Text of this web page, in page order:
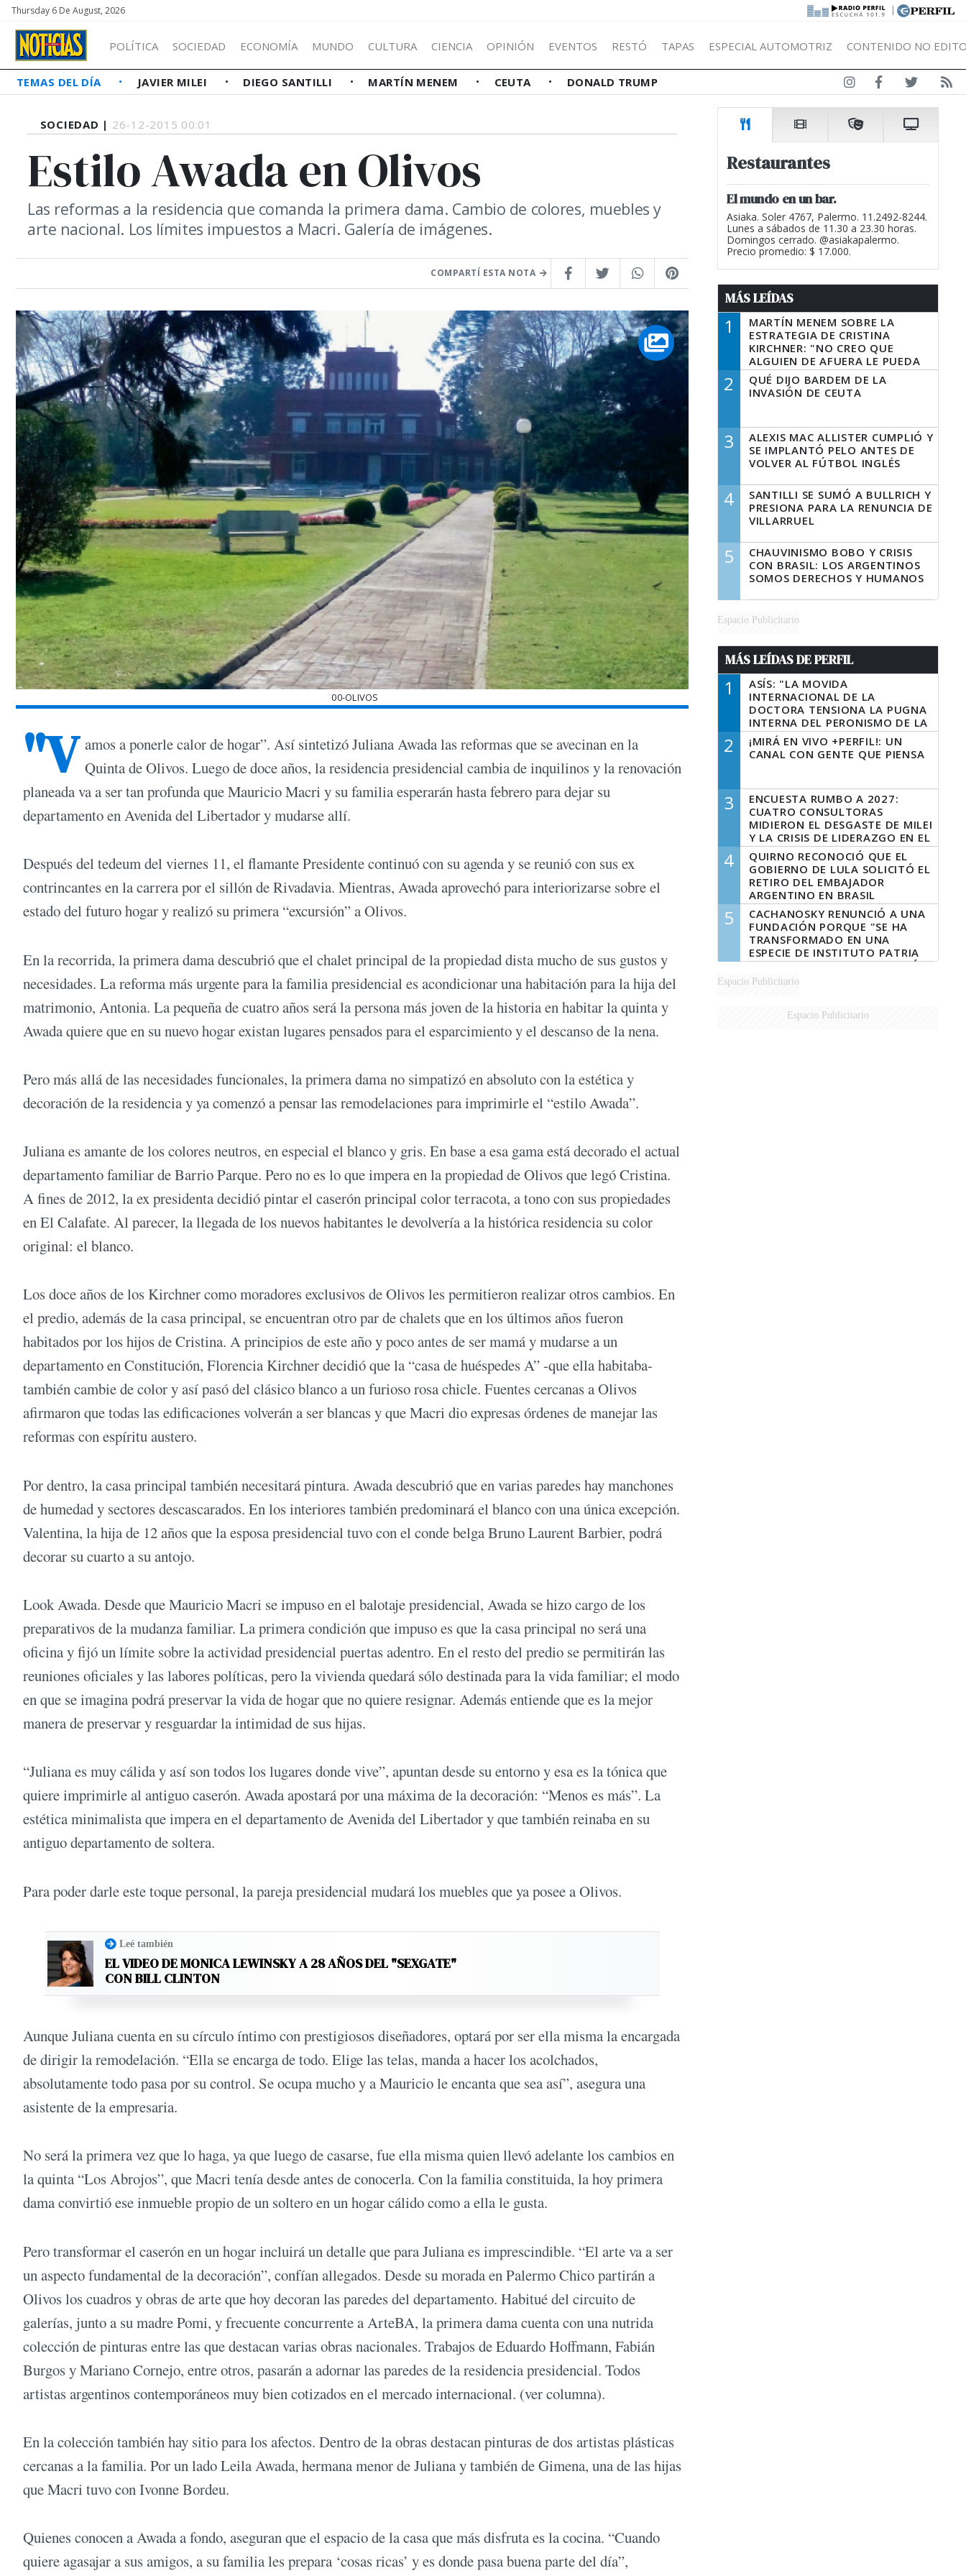
Thursday 6 De August, 2026 |
POLÍTICA SOCIEDAD ECONOMÍA MUNDO CULTURA CIENCIA OPINIÓN EVENTOS RESTÓ TAPAS ESPECIAL AUTOMOTRIZ CONTENIDO NO
TEMAS DEL DÍA JAVIER MILEI DIEGO SANTILLI MARTÍN MENEM CEUTA DONALD TRUMP
SOCIEDAD | 26-12-2015 00:01
Estilo Awada en Olivos
Las reformas a la residencia que comanda la primera dama. Cambio de colores, muebles y
arte nacional. Los límites impuestos a Macri. Galería de imágenes.
COMPARTÍ ESTA NOTA
00-OLIVOS
"V amos a ponerle calor de hogar”. Así sintetizó Juliana Awada las reformas que se avecinan en la
Quinta de Olivos. Luego de doce años, la residencia presidencial cambia de inquilinos y la renovación
planeada va a ser tan profunda que Mauricio Macri y su familia esperarán hasta febrero para dejar su
departamento en Avenida del Libertador y mudarse allí.
Después del tedeum del viernes 11, el flamante Presidente continuó con su agenda y se reunió con sus ex
contrincantes en la carrera por el sillón de Rivadavia. Mientras, Awada aprovechó para interiorizarse sobre el
estado del futuro hogar y realizó su primera “excursión” a Olivos.
En la recorrida, la primera dama descubrió que el chalet principal de la propiedad dista mucho de sus gustos y
necesidades. La reforma más urgente para la familia presidencial es acondicionar una habitación para la hija del
matrimonio, Antonia. La pequeña de cuatro años será la persona más joven de la historia en habitar la quinta y
Awada quiere que en su nuevo hogar existan lugares pensados para el esparcimiento y el descanso de la nena.
Pero más allá de las necesidades funcionales, la primera dama no simpatizó en absoluto con la estética y
decoración de la residencia y ya comenzó a pensar las remodelaciones para imprimirle el “estilo Awada”.
Juliana es amante de los colores neutros, en especial el blanco y gris. En base a esa gama está decorado el actual
departamento familiar de Barrio Parque. Pero no es lo que impera en la propiedad de Olivos que legó Cristina.
A fines de 2012, la ex presidenta decidió pintar el caserón principal color terracota, a tono con sus propiedades
en El Calafate. Al parecer, la llegada de los nuevos habitantes le devolvería a la histórica residencia su color
original: el blanco.
Los doce años de los Kirchner como moradores exclusivos de Olivos les permitieron realizar otros cambios. En
el predio, además de la casa principal, se encuentran otro par de chalets que en los últimos años fueron
habitados por los hijos de Cristina. A principios de este año y poco antes de ser mamá y mudarse a un
departamento en Constitución, Florencia Kirchner decidió que la “casa de huéspedes A” -que ella habitaba-
también cambie de color y así pasó del clásico blanco a un furioso rosa chicle. Fuentes cercanas a Olivos
afirmaron que todas las edificaciones volverán a ser blancas y que Macri dio expresas órdenes de manejar las
reformas con espíritu austero.
Por dentro, la casa principal también necesitará pintura. Awada descubrió que en varias paredes hay manchones
de humedad y sectores descascarados. En los interiores también predominará el blanco con una única excepción.
Valentina, la hija de 12 años que la esposa presidencial tuvo con el conde belga Bruno Laurent Barbier, podrá
decorar su cuarto a su antojo.
Look Awada. Desde que Mauricio Macri se impuso en el balotaje presidencial, Awada se hizo cargo de los
preparativos de la mudanza familiar. La primera condición que impuso es que la casa principal no será una
oficina y fijó un límite sobre la actividad presidencial puertas adentro. En el resto del predio se permitirán las
reuniones oficiales y las labores políticas, pero la vivienda quedará sólo destinada para la vida familiar; el modo
en que se imagina podrá preservar la vida de hogar que no quiere resignar. Además entiende que es la mejor
manera de preservar y resguardar la intimidad de sus hijas.
“Juliana es muy cálida y así son todos los lugares donde vive”, apuntan desde su entorno y esa es la tónica que
quiere imprimirle al antiguo caserón. Awada apostará por una máxima de la decoración: “Menos es más”. La
estética minimalista que impera en el departamento de Avenida del Libertador y que también reinaba en su
antiguo departamento de soltera.
Para poder darle este toque personal, la pareja presidencial mudará los muebles que ya posee a Olivos.
Leé también
EL VIDEO DE MONICA LEWINSKY A 28 AÑOS DEL "SEXGATE"
CON BILL CLINTON
Aunque Juliana cuenta en su círculo íntimo con prestigiosos diseñadores, optará por ser ella misma la encargada
de dirigir la remodelación. “Ella se encarga de todo. Elige las telas, manda a hacer los acolchados,
absolutamente todo pasa por su control. Se ocupa mucho y a Mauricio le encanta que sea así”, asegura una
asistente de la empresaria.
No será la primera vez que lo haga, ya que luego de casarse, fue ella misma quien llevó adelante los cambios en
la quinta “Los Abrojos”, que Macri tenía desde antes de conocerla. Con la familia constituida, la hoy primera
dama convirtió ese inmueble propio de un soltero en un hogar cálido como a ella le gusta.
Pero transformar el caserón en un hogar incluirá un detalle que para Juliana es imprescindible. “El arte va a ser
un aspecto fundamental de la decoración”, confían allegados. Desde su morada en Palermo Chico partirán a
Olivos los cuadros y obras de arte que hoy decoran las paredes del departamento. Habitué del circuito de
galerías, junto a su madre Pomi, y frecuente concurrente a ArteBA, la primera dama cuenta con una nutrida
colección de pinturas entre las que destacan varias obras nacionales. Trabajos de Eduardo Hoffmann, Fabián
Burgos y Mariano Cornejo, entre otros, pasarán a adornar las paredes de la residencia presidencial. Todos
artistas argentinos contemporáneos muy bien cotizados en el mercado internacional. (ver columna).
En la colección también hay sitio para los afectos. Dentro de la obras destacan pinturas de dos artistas plásticas
cercanas a la familia. Por un lado Leila Awada, hermana menor de Juliana y también de Gimena, una de las hijas
que Macri tuvo con Ivonne Bordeu.
Quienes conocen a Awada a fondo, aseguran que el espacio de la casa que más disfruta es la cocina. “Cuando
quiere agasajar a sus amigos, a su familia les prepara ‘cosas ricas’ y es donde pasa buena parte del día”,
Restaurantes
El mundo en un bar.
Asiaka. Soler 4767, Palermo. 11.2492-8244.
Lunes a sábados de 11.30 a 23.30 horas.
Domingos cerrado. @asiakapalermo.
Precio promedio: $ 17.000.
MÁS LEÍDAS
1
MARTÍN MENEM SOBRE LA
ESTRATEGIA DE CRISTINA
KIRCHNER: "NO CREO QUE
ALGUIEN DE AFUERA LE PUEDA
DECIR A LA JUSTICIA LO QUE
TIENE QUE HACER"
2
QUÉ DIJO BARDEM DE LA
INVASIÓN DE CEUTA
3
ALEXIS MAC ALLISTER CUMPLIÓ Y
SE IMPLANTÓ PELO ANTES DE
VOLVER AL FÚTBOL INGLÉS
4
SANTILLI SE SUMÓ A BULLRICH Y
PRESIONA PARA LA RENUNCIA DE
VILLARRUEL
5
CHAUVINISMO BOBO Y CRISIS
CON BRASIL: LOS ARGENTINOS
SOMOS DERECHOS Y HUMANOS
Espacio Publicitario
MÁS LEÍDAS DE PERFIL
1
ASÍS: "LA MOVIDA
INTERNACIONAL DE LA
DOCTORA TENSIONA LA PUGNA
INTERNA DEL PERONISMO DE LA
PROVINCIA DEL PECADO"
2
¡MIRÁ EN VIVO +PERFIL!: UN
CANAL CON GENTE QUE PIENSA
3
ENCUESTA RUMBO A 2027:
CUATRO CONSULTORAS
MIDIERON EL DESGASTE DE MILEI
Y LA CRISIS DE LIDERAZGO EN EL
PERONISMO
4
QUIRNO RECONOCIÓ QUE EL
GOBIERNO DE LULA SOLICITÓ EL
RETIRO DEL EMBAJADOR
ARGENTINO EN BRASIL
5
CACHANOSKY RENUNCIÓ A UNA
FUNDACIÓN PORQUE "SE HA
TRANSFORMADO EN UNA
ESPECIE DE INSTITUTO PATRIA
INCONDICIONAL DE LA GESTIÓN
DE MILEI"
Espacio Publicitario
Espacio Publicitario